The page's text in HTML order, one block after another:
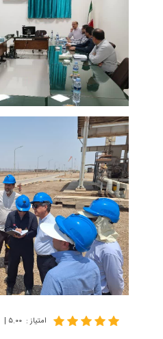
امتیاز: ۵.۰۰ |